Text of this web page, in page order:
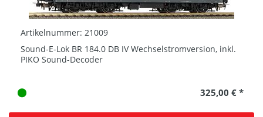
Artikelnummer: 21009
Sound-E-Lok BR 184.0 DB IV Wechselstromversion, inkl.
PIKO Sound-Decoder
325,00 € *